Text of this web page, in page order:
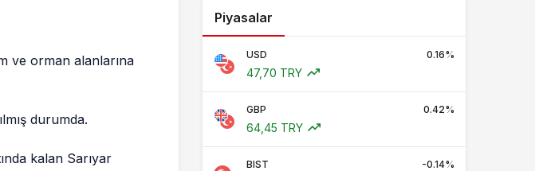
ve orman alanlarına
durumda.
kalan Sarıyar
Piyasalar
USD 0.16%
47,70 TRY
GBP 0.42%
64,45 TRY
BIST -0.14%